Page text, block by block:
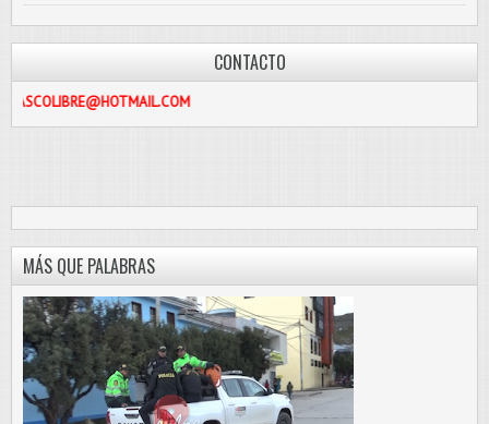
CONTACTO
MÁS QUE PALABRAS